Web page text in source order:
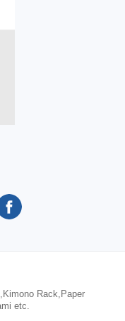
Rack,Paper
etc.